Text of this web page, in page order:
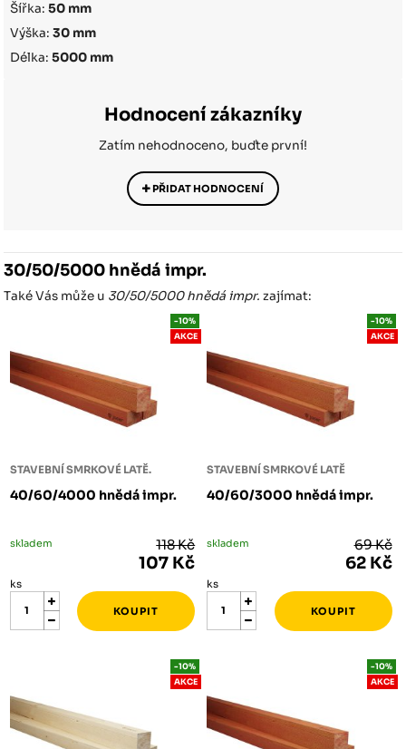
Šířka:50 mm
Výška:30 mm
Délka:5000 mm
Hodnocení zákazníky
Zatím nehodnoceno, buďte první!
PŘIDAT HODNOCENÍ
30/50/5000 hnědá impr.
Také Vás může u 30/50/5000 hnědá impr. zajímat:
STAVEBNÍ SMRKOVÉ LATĚ.
40/60/4000 hnědá impr.
-10%
AKCE
skladem 118 Kč
107 Kč
ks
STAVEBNÍ SMRKOVÉ LATĚ
40/60/3000 hnědá impr.
-10%
AKCE
skladem 69 Kč
62 Kč
ks
-10%
AKCE
-10%
AKCE